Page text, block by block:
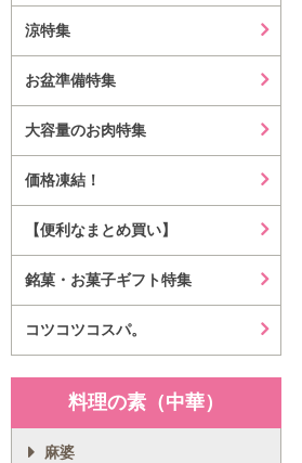
涼特集
お盆準備特集
大容量のお肉特集
価格凍結！
【便利なまとめ買い】
銘菓・お菓子ギフト特集
コツコツコスパ。
料理の素（中華）
麻婆